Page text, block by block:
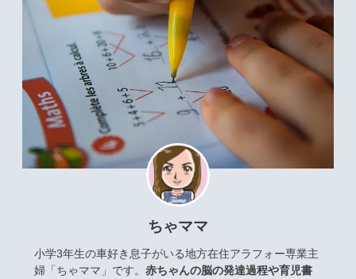
ちゃママ
小学3年生の車好き息子がいる地方在住アラフォー専業主
婦「ちゃママ」です。 赤ちゃんの脳の発達過程や育児書